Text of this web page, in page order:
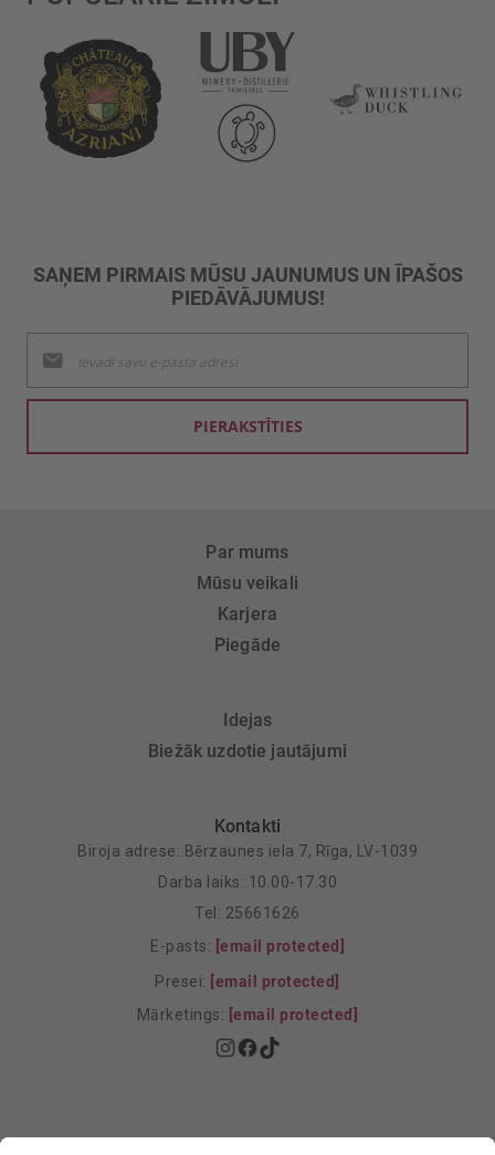
SAŅEM PIRMAIS MŪSU JAUNUMUS UN ĪPAŠOS
PIEDĀVĀJUMUS!
jaunumu
saņemšanai:
PIERAKSTĪTIES
Par mums
Mūsu veikali
Karjera
Piegāde
Idejas
Biežāk uzdotie jautājumi
Kontakti
Biroja adrese: Bērzaunes iela 7, Rīga, LV-1039
Darba laiks: 10.00-17.30
Tel: 25661626
E-pasts: [email protected]
Presei: [email protected]
Mārketings: [email protected]